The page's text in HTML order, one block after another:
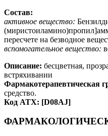
Состав:
активное вещество:
пересчете на безводное
вспомогательное вещество:
Описание: бесцветная,
встряхивании
Фармакотерапевтическая
средство.
Код АТХ: [D08AJ]